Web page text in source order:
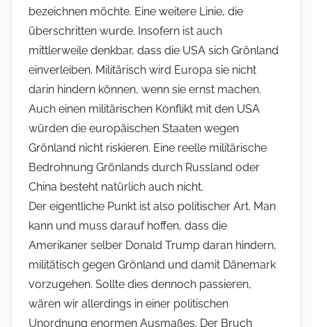
bezeichnen möchte. Eine weitere Linie, die
überschritten wurde. Insofern ist auch
mittlerweile denkbar, dass die USA sich Grönland
einverleiben. Militärisch wird Europa sie nicht
darin hindern können, wenn sie ernst machen.
Auch einen militärischen Konflikt mit den USA
würden die europäischen Staaten wegen
Grönland nicht riskieren. Eine reelle militärische
Bedrohnung Grönlands durch Russland oder
China besteht natürlich auch nicht.
Der eigentliche Punkt ist also politischer Art. Man
kann und muss darauf hoffen, dass die
Amerikaner selber Donald Trump daran hindern,
militätisch gegen Grönland und damit Dänemark
vorzugehen. Sollte dies dennoch passieren,
wären wir allerdings in einer politischen
Unordnung enormen Ausmaßes. Der Bruch